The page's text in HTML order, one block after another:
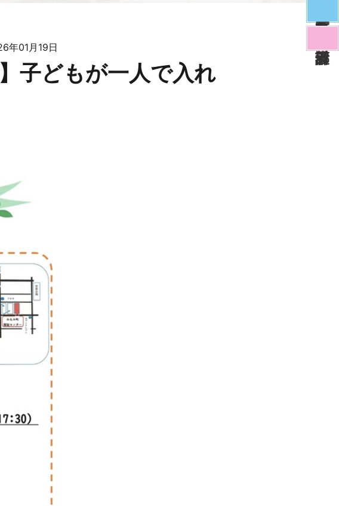
年01月19日
子どもが一人で入れ